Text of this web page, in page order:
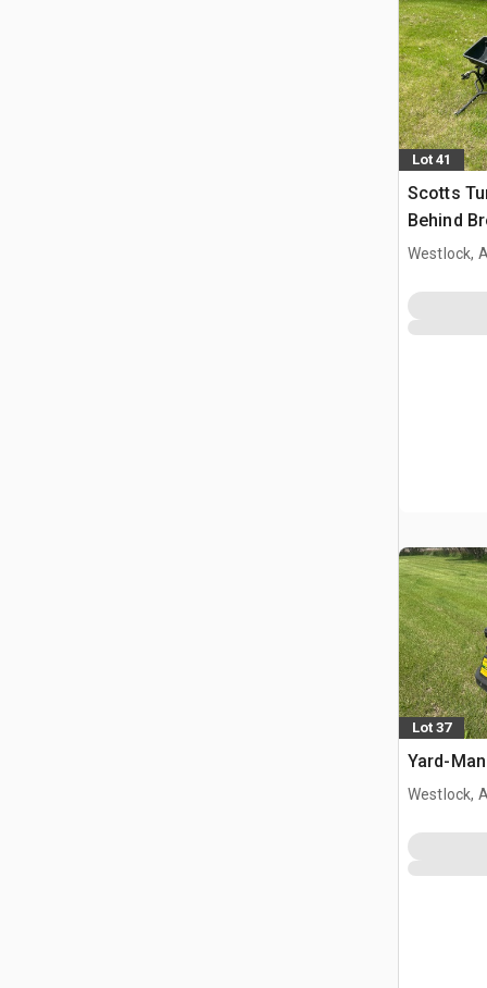
Lot 41
Scotts
Behind
Spray
Westlock,
Lot 37
Yard-
Westlock,